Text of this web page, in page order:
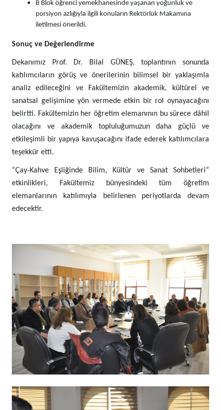
B Blok öğrenci yemekhanesinde yaşanan yoğunluk ve
porsiyon azlığıyla ilgili konuların Rektörlük Makamına
iletilmesi önerildi.
Sonuç ve Değerlendirme
Dekanımız Prof. Dr. Bilal GÜNEŞ, toplantının sonunda
katılımcıların görüş ve önerilerinin bilimsel bir yaklaşımla
analiz edileceğini ve Fakültemizin akademik, kültürel ve
sanatsal gelişimine yön vermede etkin bir rol oynayacağını
belirtti. Fakültemizin her öğretim elemanının bu sürece dâhil
olacağını ve akademik topluluğumuzun daha güçlü ve
etkileşimli bir yapıya kavuşacağını ifade ederek katılımcılara
teşekkür etti.
“Çay-Kahve Eşliğinde Bilim, Kültür ve Sanat Sohbetleri”
etkinlikleri, Fakültemiz bünyesindeki tüm öğretim
elemanlarının katılımıyla belirlenen periyotlarda devam
edecektir.